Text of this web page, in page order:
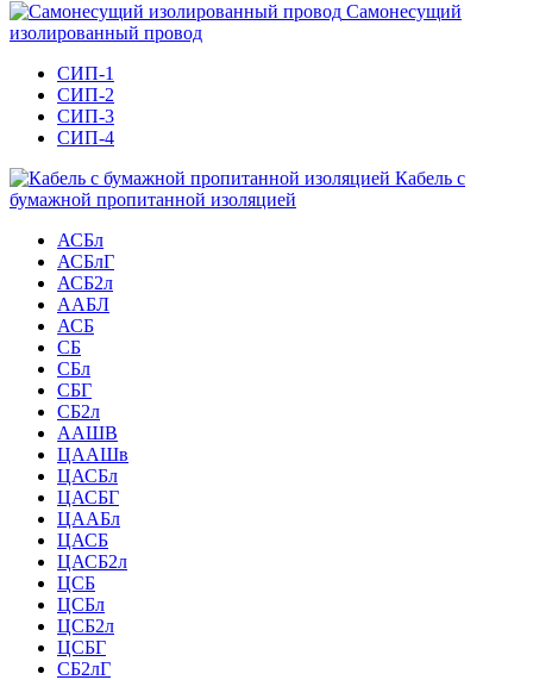
Самонесущий
изолированный провод
СИП-1
СИП-2
СИП-3
СИП-4
Кабель с
бумажной пропитанной изоляцией
АСБл
АСБлГ
АСБ2л
ААБЛ
АСБ
СБ
СБл
СБГ
СБ2л
ААШВ
ЦААШв
ЦАСБл
ЦАСБГ
ЦААБл
ЦАСБ
ЦАСБ2л
ЦСБ
ЦСБл
ЦСБ2л
ЦСБГ
СБ2лГ